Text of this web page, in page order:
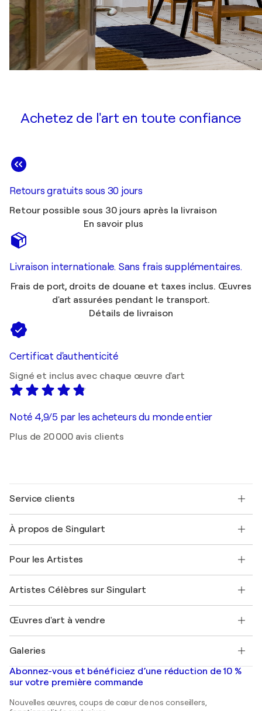
Achetez de l'art en toute confiance
Retours gratuits sous 30 jours
Retour possible sous 30 jours après la livraison
En savoir plus
Livraison internationale. Sans frais supplémentaires.
Frais de port, droits de douane et taxes inclus. Œuvres
d'art assurées pendant le transport.
Détails de livraison
Certificat d'authenticité
Signé et inclus avec chaque œuvre d'art
Noté 4,9/5 par les acheteurs du monde entier
Plus de 20 000 avis clients
Service clients
Expédition
Offrir une carte cadeau
Rejoignez notre programme commercial
Mon compte
+33 1 76 44 06 42
À propos de Singulart
FAQ
Magazine Singulart
Emplois
Découvrez une sélection d'art original
Pour les Artistes
Se connecter en tant qu'Artiste
Artistes Célèbres sur Singulart
Marc Chagall
Banksy
Mr. Brainwash
Shepard Fairey
Œuvres d'art à vendre
Tableaux abstraits à vendre
Peintures de paysage
Estampes
Peintures acryliques
Galeries
Galeries d'art en France
Galeries d'art en Belgique
Abonnez-vous et bénéficiez d’une réduction de 10 %
sur votre première commande
Nouvelles œuvres, coups de cœur de nos conseillers,